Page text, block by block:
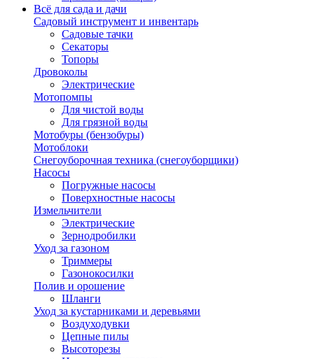
Всё для сада и дачи
Садовый инструмент и инвентарь
Садовые тачки
Секаторы
Топоры
Дровоколы
Электрические
Мотопомпы
Для чистой воды
Для грязной воды
Мотобуры (бензобуры)
Мотоблоки
Снегоуборочная техника (снегоуборщики)
Насосы
Погружные насосы
Поверхностные насосы
Измельчители
Электрические
Зернодробилки
Уход за газоном
Триммеры
Газонокосилки
Полив и орошение
Шланги
Уход за кустарниками и деревьями
Воздуходувки
Цепные пилы
Высоторезы